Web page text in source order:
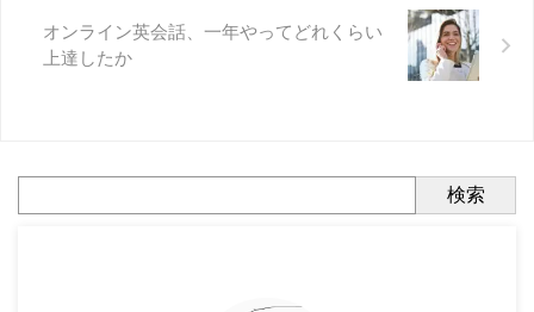
オンライン英会話、一年やってどれくらい
上達したか
検索